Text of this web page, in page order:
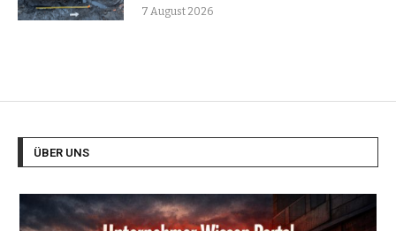
7 August 2026
ÜBER UNS